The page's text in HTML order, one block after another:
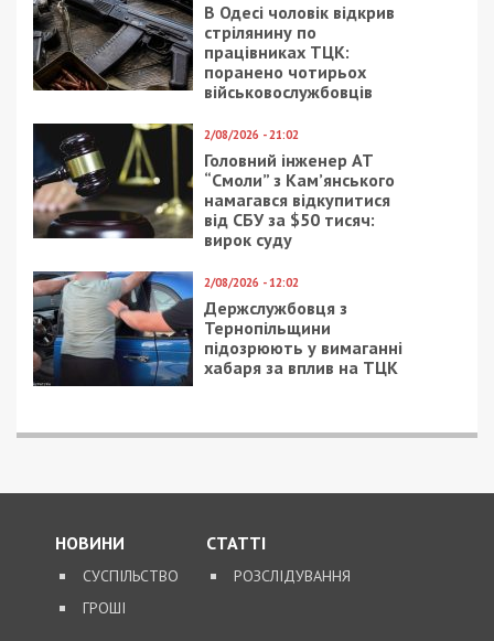
В Одесі чоловік відкрив
стрілянину по
працівниках ТЦК:
поранено чотирьох
військовослужбовців
2/08/2026 - 21:02
Головний інженер АТ
“Смоли” з Кам’янського
намагався відкупитися
від СБУ за $50 тисяч:
вирок суду
2/08/2026 - 12:02
Держслужбовця з
Тернопільщини
підозрюють у вимаганні
хабаря за вплив на ТЦК
НОВИНИ
СУСПІЛЬСТВО
ГРОШІ
СТАТТІ
РОЗСЛІДУВАННЯ